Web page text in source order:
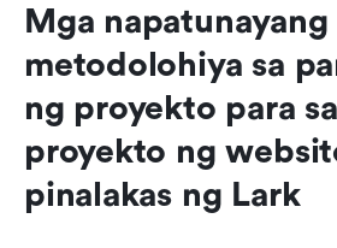
Mga napatunayang
metodolohiya sa
ng proyekto para
proyekto ng
pinalakas ng Lark